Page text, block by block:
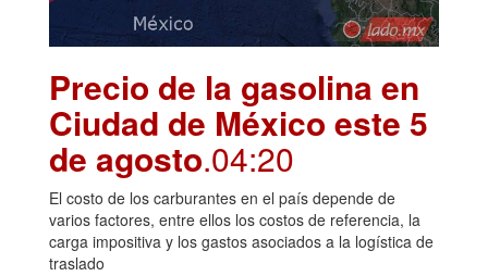
Precio de la gasolina en
Ciudad de México este 5
de agosto.04:20
El costo de los carburantes en el país depende de
varios factores, entre ellos los costos de referencia, la
carga impositiva y los gastos asociados a la logística de
traslado